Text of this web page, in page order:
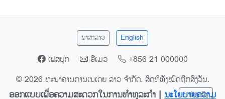
ພາສາລາວ English
ເຟສບຸກ ອີເມວ
+856 21 000000
© 2026 ທະນາຄານການເນເດຍ ລາວ ຈຳກັດ. ສິດທິທັງໝົດຖືກສົງວັນ.
ອອກແບບເພື່ອຄວາມສະດວກໃນການທຳທຸລະກຳ | ນະໂຍບາຍຄວາມ
↑ ຂ້າງເທິງ